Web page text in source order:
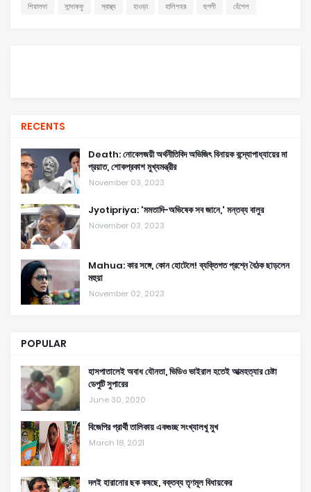
শিয়ালদা
সান্দাকফু স্বাস্থ্য হাওড়া হালিশহর হুগলী হেঁশেল
RECENTS
Death: নোবেলজয়ী অর্থনীতিবিদ অভিজিৎ বিনায়ক বন্দ্যোপাধ্যায়ের মা
প্রয়াত, শোকপ্রকাশ মুখ্যমন্ত্রীর
November 03, 2023
Jyotipriya: 'মমতাদি-অভিষেক সব জানে,' মন্তব্য বালুর
November 03, 2023
Mahua: কার সঙ্গে, কোন হোটেলে! ব্যক্তিগত প্রশ্নে বৈঠক ছাড়লেন
মহুয়া
November 02, 2023
POPULAR
হাসপাতালেই অবাধ যৌনতা, ভিডিও ভাইরাল হতেই আত্মহত্যার চেষ্টা
ডেপুটি সুপারের
June 30, 2020
বিজেপির প্রার্থী তালিকায় একগুচ্ছ সংখ্যালখু মুখ
March 18, 2021
দলই হারানোর ছক কষছে, বক্তব্য তৃণমূল বিধায়কের